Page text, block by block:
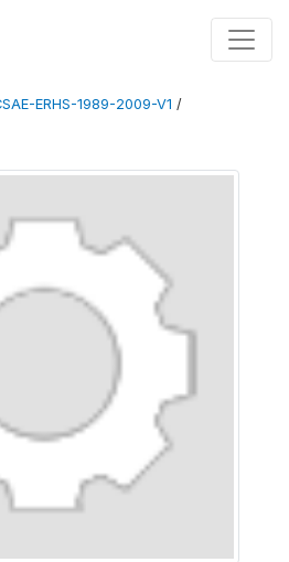
ERHS-1989-2009-V1 /